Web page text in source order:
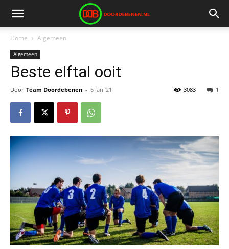
Home Algemeen
Algemeen
Beste elftal ooit
Door Team Doordebenen - 6 jan ’21 1
3083